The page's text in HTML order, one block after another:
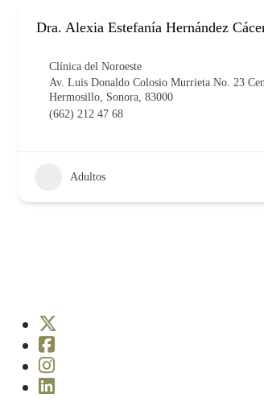
Dra. Alexia Estefanía Hernández
Clínica del Noroeste
Av. Luis Donaldo Colosio Murrieta No. 23
Hermosillo, Sonora, 83000
(662) 212 47 68
Adultos